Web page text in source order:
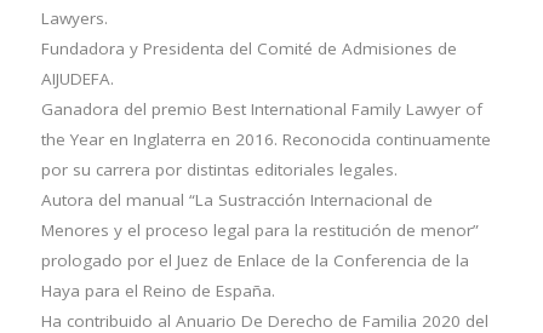
Lawyers.
Fundadora y Presidenta del Comité de Admisiones de
AIJUDEFA.
Ganadora del premio Best International Family Lawyer of
the Year en Inglaterra en 2016. Reconocida continuamente
por su carrera por distintas editoriales legales.
Autora del manual “La Sustracción Internacional de
Menores y el proceso legal para la restitución de menor”
prologado por el Juez de Enlace de la Conferencia de la
Haya para el Reino de España.
Ha contribuido al Anuario De Derecho de Familia 2020 del